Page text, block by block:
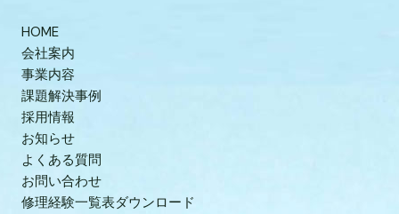
HOME
会社案内
事業内容
課題解決事例
採用情報
お知らせ
よくある質問
お問い合わせ
修理経験一覧表ダウンロード